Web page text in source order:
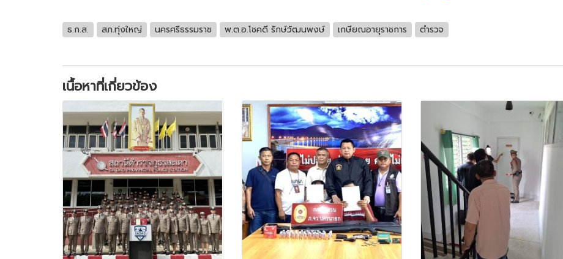
ธ.ก.ส. สภ.ทุ่งใหญ่ นครศรีธรรมราช พ.ต.อ.โชคดี รักษ์วัฒนพงษ์ เกษียณอายุราชการ ตำรวจ
เนื้อหาที่เกี่ยวข้อง